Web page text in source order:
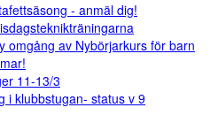
- anmäl dig!
omgång av Nybörjarkurs för barn
11-13/3
i klubbstugan- status v 9